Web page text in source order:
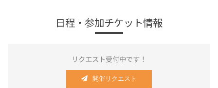
日程・参加チケット情報
リクエスト受付中です！
開催リクエスト